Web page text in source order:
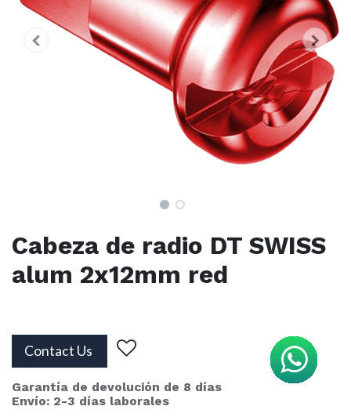
Cabeza de radio DT SWISS
alum 2x12mm red
Contact Us
Garantía de devolución de 8 días
Envío: 2-3 días laborales